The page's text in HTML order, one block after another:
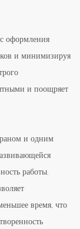
оформления
и минимизируя
и поощряет
и одним
работы.
время, что